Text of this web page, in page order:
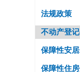
法规政策
不动产登
保障性安
保障性住